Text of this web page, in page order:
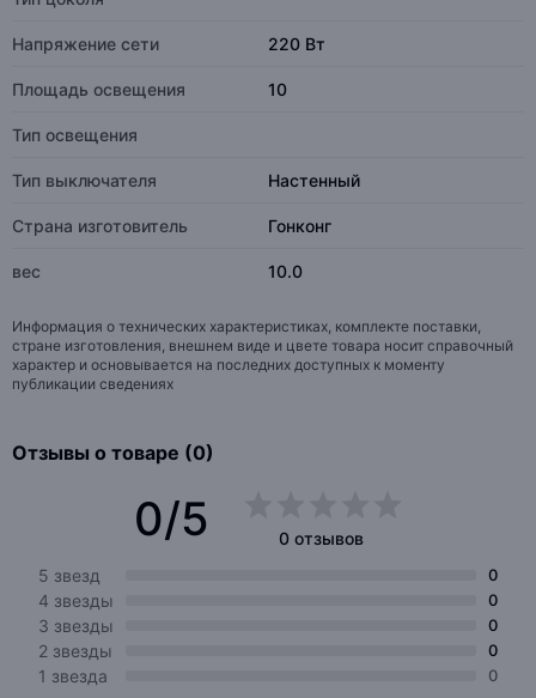
Напряжение сети 220 Вт
Площадь освещения 10
Тип освещения
Тип выключателя Настенный
Страна изготовитель Гонконг
вес 10.0
Информация о технических характеристиках, комплекте поставки,
стране изготовления, внешнем виде и цвете товара носит справочный
характер и основывается на последних доступных к моменту
публикации сведениях
Отзывы о товаре (0)
0/5
0 отзывов
5 звезд
0
4 звезды 0
3 звезды 0
2 звезды 0
1 звезда 0